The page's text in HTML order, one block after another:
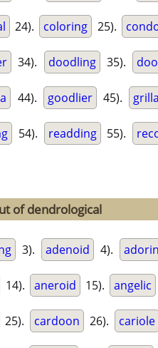
24). coloring 25).
34). doodling 35).
44). goodlier 45).
54). readding 55).
of dendrological
3). adenoid 4).
14). aneroid 15). angelic
25). cardoon 26). cariole